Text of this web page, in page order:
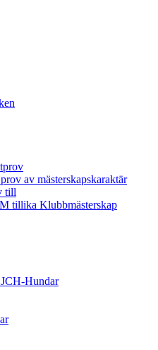
av mästerskapskaraktär
till
tillika Klubbmästerskap
Hundar